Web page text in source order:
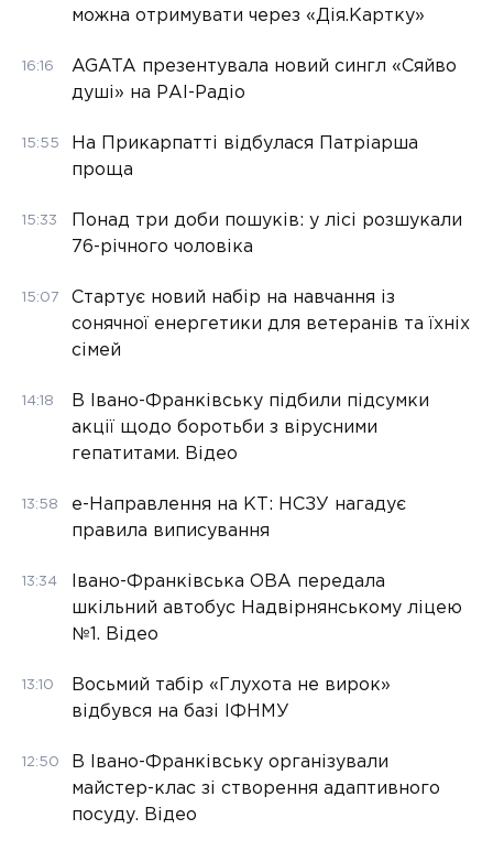
можна отримувати через «Дія.Картку»
16:16
AGATA презентувала новий сингл «Сяйво
душі» на РАІ-Радіо
15:55
На Прикарпатті відбулася Патріарша
проща
15:33
Понад три доби пошуків: у лісі розшукали
76-річного чоловіка
15:07
Стартує новий набір на навчання із
сонячної енергетики для ветеранів та їхніх
сімей
14:18
В Івано-Франківську підбили підсумки
акції щодо боротьби з вірусними
гепатитами. Відео
13:58
е-Направлення на КТ: НСЗУ нагадує
правила виписування
13:34
Івано-Франківська ОВА передала
шкільний автобус Надвірнянському ліцею
№1. Відео
13:10
Восьмий табір «Глухота не вирок»
відбувся на базі ІФНМУ
12:50
В Івано-Франківську організували
майстер-клас зі створення адаптивного
посуду. Відео